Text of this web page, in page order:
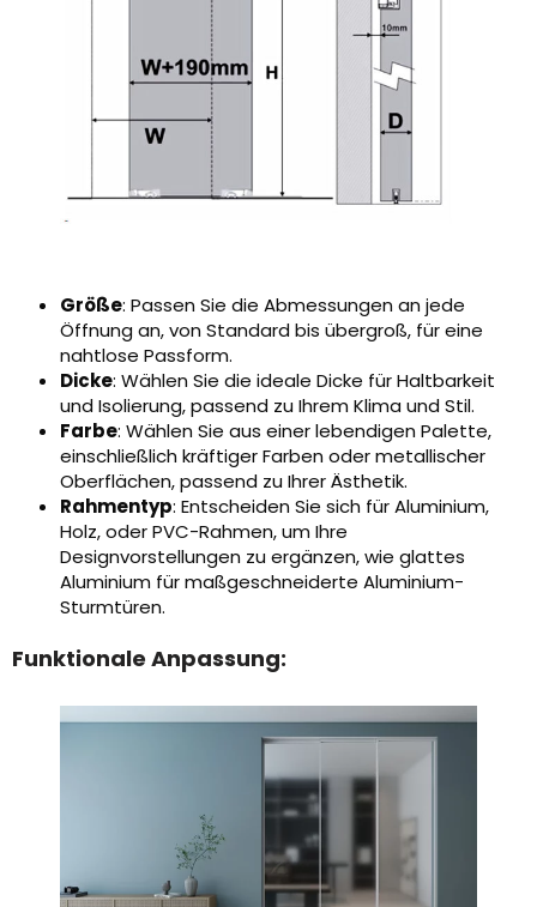
Größe: Passen Sie die Abmessungen an jede
Öffnung an, von Standard bis übergroß, für eine
nahtlose Passform.
Dicke: Wählen Sie die ideale Dicke für Haltbarkeit
und Isolierung, passend zu Ihrem Klima und Stil.
Farbe: Wählen Sie aus einer lebendigen Palette,
einschließlich kräftiger Farben oder metallischer
Oberflächen, passend zu Ihrer Ästhetik.
Rahmentyp: Entscheiden Sie sich für Aluminium,
Holz, oder PVC-Rahmen, um Ihre
Designvorstellungen zu ergänzen, wie glattes
Aluminium für maßgeschneiderte Aluminium-
Sturmtüren.
Funktionale Anpassung: